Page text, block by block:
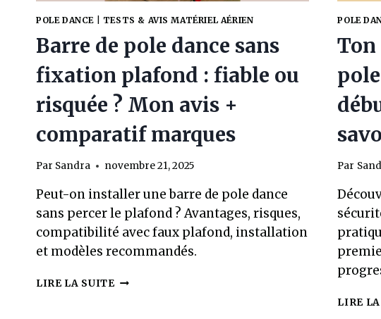
POLE DANCE| TESTS & AVIS MATÉRIEL AÉRIEN
Barre de pole dance sans
fixation plafond : fiable ou
risquée ? Mon avis +
comparatif marques
Par Sandra novembre 21, 2025
Peut-on installer une barre de pole dance
sans percer le plafond ? Avantages, risques,
compatibilité avec faux plafond, installation
et modèles recommandés.
LIRE LA SUITEBARRE
POLE
Par
LIRE